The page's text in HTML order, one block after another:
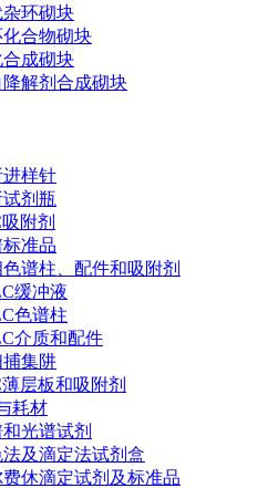
杂环砌块
合物砌块
成砌块
解剂合成砌块
样针
剂瓶
附剂
准品
谱柱、配件和吸附剂
缓冲液
色谱柱
介质和配件
捕集阱
层板和吸附剂
耗材
光谱试剂
法及滴定法试剂盒
休滴定试剂及标准品